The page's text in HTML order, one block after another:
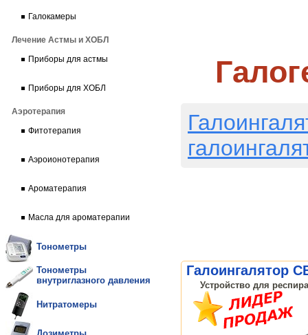
Галокамеры
Лечение Астмы и ХОБЛ
Приборы для астмы
Приборы для ХОБЛ
Аэротерапия
Фитотерапия
Аэроионотерапия
Ароматерапия
Масла для ароматерапии
Тонометры
Тонометры
внутриглазного давления
Нитратомеры
Галоингалятор
Устройство для